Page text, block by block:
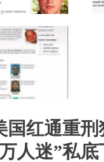
国红通重
人迷”私